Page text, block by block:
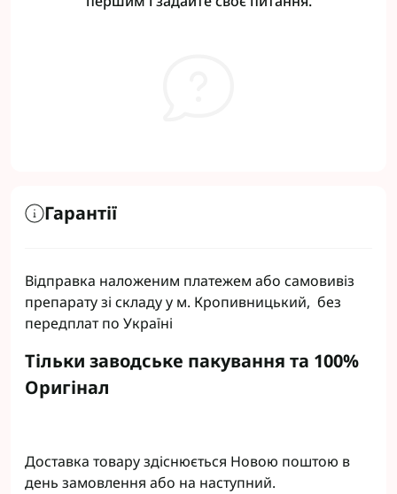
Гарантії
Відправка наложеним платежем або самовивіз
препарату зі складу у м. Кропивницький, без
передплат по Україні
Тільки заводське пакування та 100%
Оригінал
Доставка товару здіснюється Новою поштою в
день замовлення або на наступний.